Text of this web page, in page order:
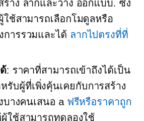
ร้าง ลากและวาง ออกแบบ. ซึ่ง
ใช้สามารถเลือกโมดูลหรือ
ารรวมและได้ ลากไปตรงที่ที่
: ราคาที่สามารถเข้าถึงได้เป็น
รับผู้ที่เพิ่งคุ้นเคยกับการสร้าง
บางคนเสนอ a ฟรีหรือราคาถูก
ผู้ใช้สามารถทดลองใช้